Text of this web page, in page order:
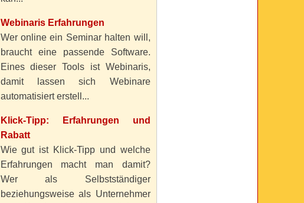
Webinaris Erfahrungen
Wer online ein Seminar halten will,
braucht eine passende Software.
Eines dieser Tools ist Webinaris,
damit lassen sich Webinare
automatisiert erstell...
Klick-Tipp: Erfahrungen und
Rabatt
Wie gut ist Klick-Tipp und welche
Erfahrungen macht man damit?
Wer als Selbstständiger
beziehungsweise als Unternehmer